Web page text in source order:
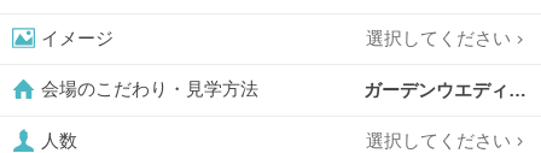
イメージ 選択してください
会場のこだわり・見学方法 ガーデンウエディング,
人数 選択してください